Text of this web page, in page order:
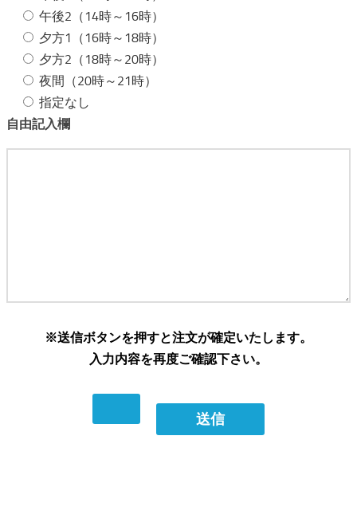
午後2（14時～16時）
夕方1（16時～18時）
夕方2（18時～20時）
夜間（20時～21時）
指定なし
自由記入欄
※送信ボタンを押すと注文が確定いたします。
入力内容を再度ご確認下さい。